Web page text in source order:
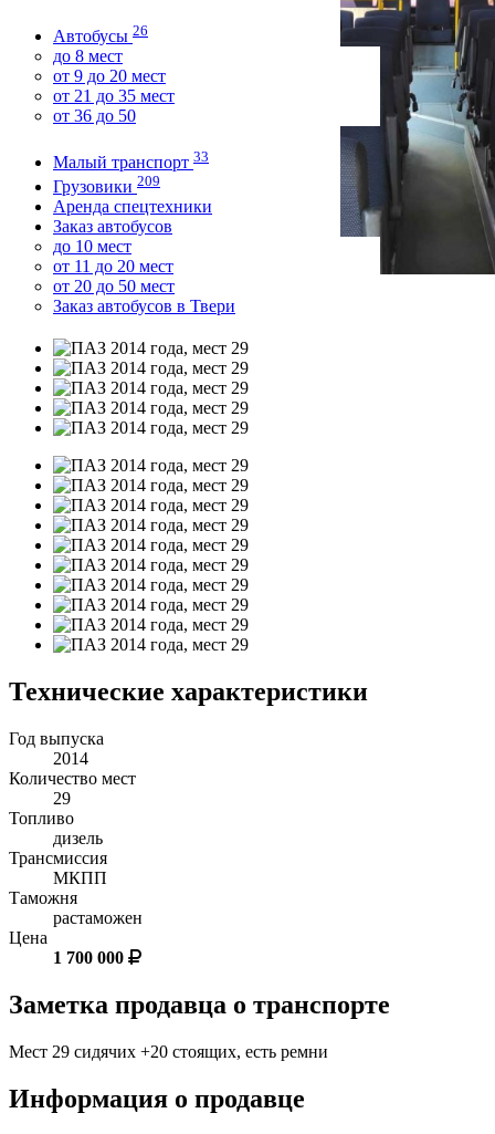
Автобусы 26
до 8 мест
от 9 до 20 мест
от 21 до 35 мест
от 36 до 50
Малый транспорт 33
Грузовики 209
Аренда спецтехники
Заказ автобусов
до 10 мест
от 11 до 20 мест
от 20 до 50 мест
Заказ автобусов в Твери
Технические характеристики
Год выпуска
2014
Количество мест
29
Топливо
дизель
Трансмиссия
МКПП
Таможня
растаможен
Цена
1 700 000
Заметка продавца о транспорте
Мест 29 сидячих +20 стоящих, есть ремни
Информация о продавце